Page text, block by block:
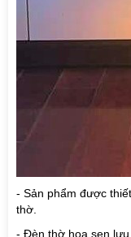
- Sản phẩm được
thờ.
- Đèn thờ hoa sen